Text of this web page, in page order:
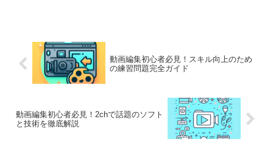
動画編集初心者必見！スキル向上のため
の練習問題完全ガイド
動画編集初心者必見！2chで話題のソフト
と技術を徹底解説